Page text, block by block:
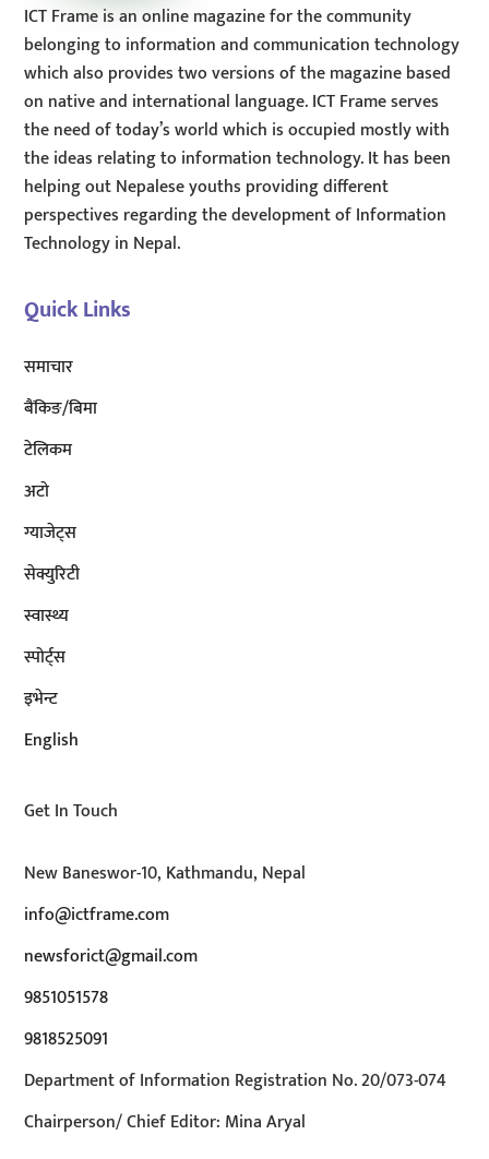
ICT Frame is an online magazine for the community
belonging to information and communication technology
which also provides two versions of the magazine based
on native and international language. ICT Frame serves
the need of today’s world which is occupied mostly with
the ideas relating to information technology. It has been
helping out Nepalese youths providing different
perspectives regarding the development of Information
Technology in Nepal.
Quick Links
समाचार
बैंकिङ/बिमा
टेलिकम
अटाे
ग्याजेट्स
सेक्युरिटी
स्वास्थ्य
स्पोर्ट्स
इभेन्ट
English
Get In Touch
New Baneswor-10, Kathmandu, Nepal
info@ictframe.com
newsforict@gmail.com
9851051578
9818525091
Department of Information Registration No. 20/073-074
Chairperson/ Chief Editor: Mina Aryal